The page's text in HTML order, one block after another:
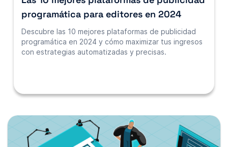
programática para editores en 2024
Descubre las 10 mejores plataformas de publicidad
programática en 2024 y cómo maximizar tus ingresos
con estrategias automatizadas y precisas.